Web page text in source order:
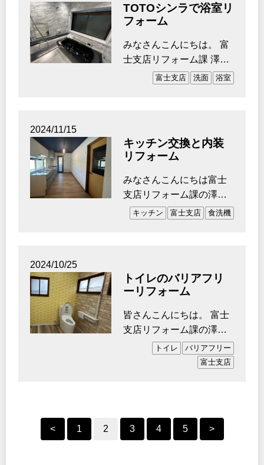
TOTOシンラで浴室リ
フォーム
みなさんこんにちは。 富
士支店リフォーム課 澤田
です。 寒くなってきま
富士支店 洗面 浴室
2024/11/15
キッチン交換と内装
リフォーム
みなさんこんにちは富士
支店リフォーム課の澤田
です。 私事ですが先日大
キッチン 富士支店 食洗機
2024/10/25
トイレのバリアフリ
ーリフォーム
皆さんこんにちは。 富士
支店リフォーム課の澤田
です。 今年も残り3か月
を切りました(&acut…
トイレ
バリアフリー
富士支店
< 1 2 3 4 5 >